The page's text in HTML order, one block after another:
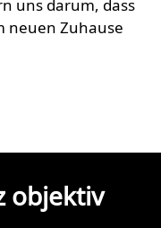
uns darum, dass
neuen Zuhause
objektiv